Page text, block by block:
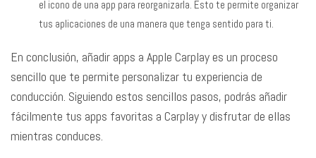
el icono de una app para reorganizarla. Esto te permite organizar
tus aplicaciones de una manera que tenga sentido para ti.
En conclusión, añadir apps a Apple Carplay es un proceso
sencillo que te permite personalizar tu experiencia de
conducción. Siguiendo estos sencillos pasos, podrás añadir
fácilmente tus apps favoritas a Carplay y disfrutar de ellas
mientras conduces.